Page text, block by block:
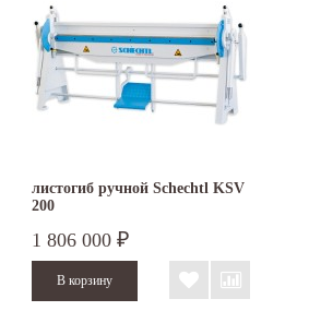
листогиб ручной Schechtl KSV
200
1 806 000 ₽